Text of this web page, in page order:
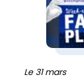
Le 31 mars